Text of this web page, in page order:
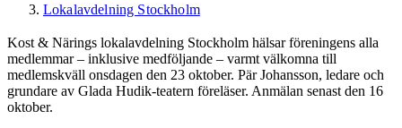
Lokalavdelning Stockholm
Kost & Närings lokalavdelning Stockholm hälsar föreningens alla
medlemmar – inklusive medföljande – varmt välkomna till
medlemskväll onsdagen den 23 oktober. Pär Johansson, ledare och
grundare av Glada Hudik-teatern föreläser. Anmälan senast den 16
oktober.